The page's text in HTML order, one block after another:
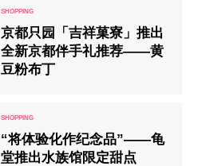
京都只园「吉祥菓寮」推出
全新京都伴手礼推荐——黄
豆粉布丁
“将体验化作纪念品”——龟
堂推出水族馆限定甜点